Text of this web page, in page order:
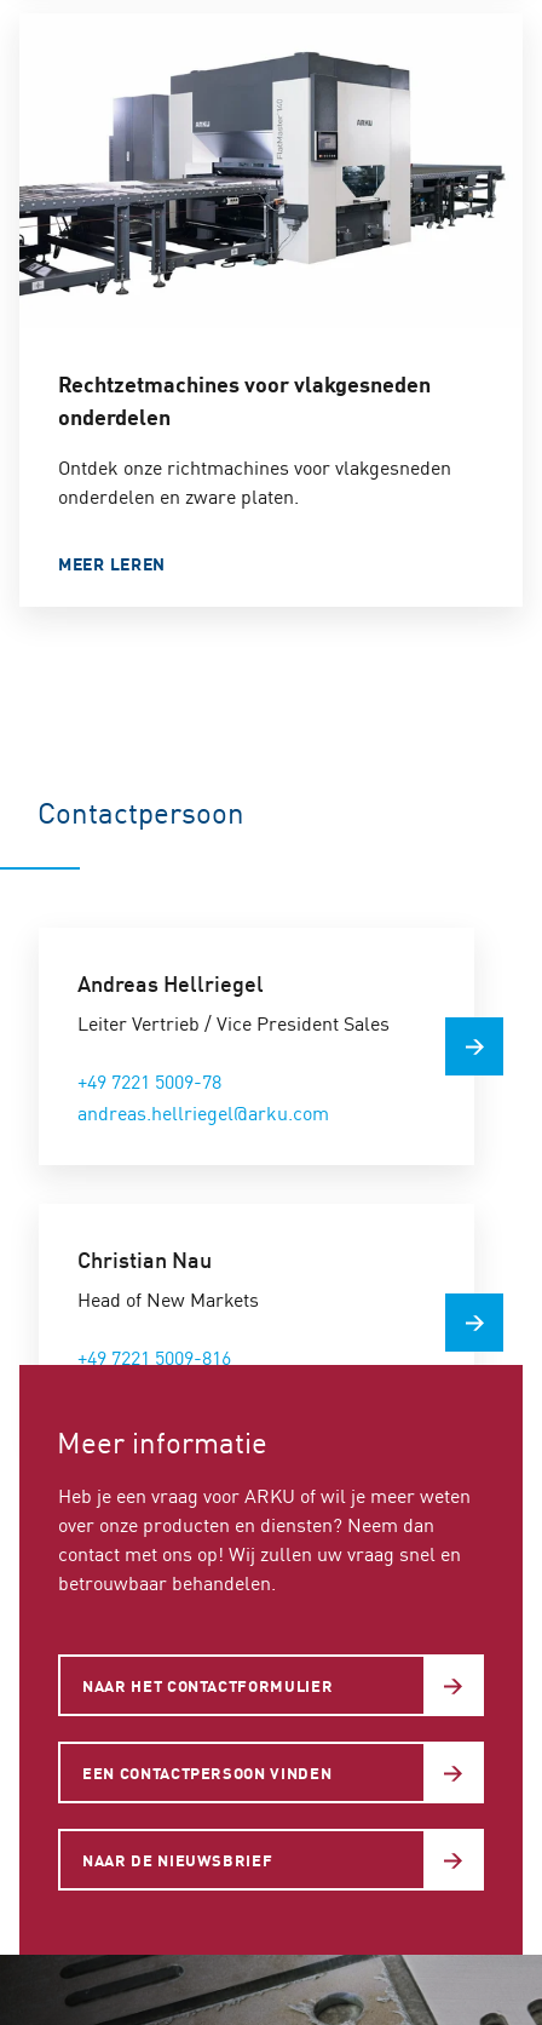
Rechtzetmachines voor vlakgesneden
onderdelen
Ontdek onze richtmachines voor vlakgesneden
onderdelen en zware platen.
MEER LEREN
Contactpersoon
Andreas Hellriegel
Leiter Vertrieb / Vice President Sales
+49 7221 5009-78
andreas.hellriegel@arku.com
Christian Nau
Head of New Markets
+49 7221 5009-816
Meer informatie
Heb je een vraag voor ARKU of wil je meer weten
over onze producten en diensten? Neem dan
contact met ons op! Wij zullen uw vraag snel en
betrouwbaar behandelen.
NAAR HET CONTACTFORMULIER
EEN CONTACTPERSOON VINDEN
NAAR DE NIEUWSBRIEF